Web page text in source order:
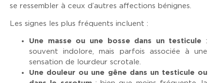
se ressembler à ceux d’autres affections bénignes.
Les signes les plus fréquents incluent :
Une masse ou une bosse dans un testicule :
souvent indolore, mais parfois associée à une
sensation de lourdeur scrotale.
Une douleur ou une gêne dans un testicule ou